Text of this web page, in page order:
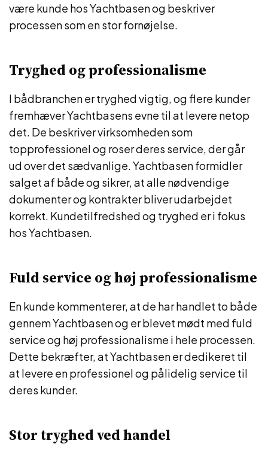
være kunde hos Yachtbasen og beskriver
processen som en stor fornøjelse.
Tryghed og professionalisme
I bådbranchen er tryghed vigtig, og flere kunder
fremhæver Yachtbasens evne til at levere netop
det. De beskriver virksomheden som
topprofessionel og roser deres service, der går
ud over det sædvanlige. Yachtbasen formidler
salget af både og sikrer, at alle nødvendige
dokumenter og kontrakter bliver udarbejdet
korrekt. Kundetilfredshed og tryghed er i fokus
hos Yachtbasen.
Fuld service og høj professionalisme
En kunde kommenterer, at de har handlet to både
gennem Yachtbasen og er blevet mødt med fuld
service og høj professionalisme i hele processen.
Dette bekræfter, at Yachtbasen er dedikeret til
at levere en professionel og pålidelig service til
deres kunder.
Stor tryghed ved handel